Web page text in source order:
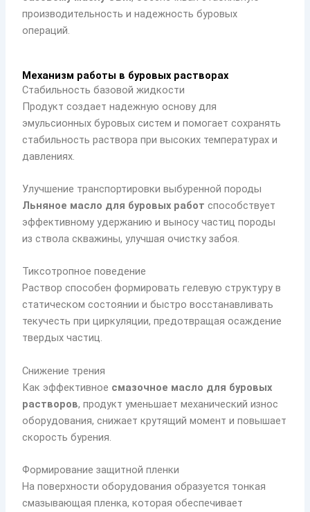
производительность и надежность буровых
операций.
Механизм работы в буровых растворах
Стабильность базовой жидкости
Продукт создает надежную основу для
эмульсионных буровых систем и помогает сохранять
стабильность раствора при высоких температурах и
давлениях.
Улучшение транспортировки выбуренной породы
Льняное масло для буровых работ способствует
эффективному удержанию и выносу частиц породы
из ствола скважины, улучшая очистку забоя.
Тиксотропное поведение
Раствор способен формировать гелевую структуру в
статическом состоянии и быстро восстанавливать
текучесть при циркуляции, предотвращая осаждение
твердых частиц.
Снижение трения
Как эффективное смазочное масло для буровых
растворов, продукт уменьшает механический износ
оборудования, снижает крутящий момент и повышает
скорость бурения.
Формирование защитной пленки
На поверхности оборудования образуется тонкая
смазывающая пленка, которая обеспечивает